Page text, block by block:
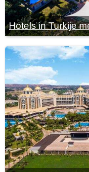
Hotels in Turkije